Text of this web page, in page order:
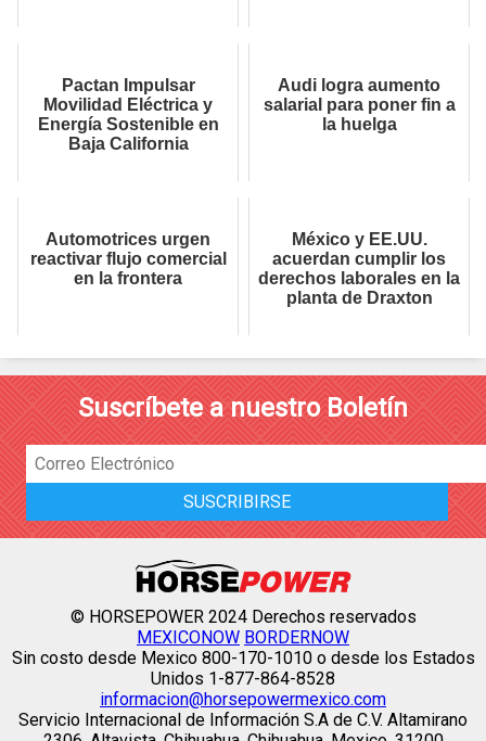
Pactan Impulsar
Movilidad Eléctrica y
Energía Sostenible en
Baja California
Audi logra aumento
salarial para poner fin a
la huelga
Automotrices urgen
reactivar flujo comercial
en la frontera
México y EE.UU.
acuerdan cumplir los
derechos laborales en la
planta de Draxton
Suscríbete a nuestro Boletín
© HORSEPOWER 2024 Derechos reservados
MEXICONOW BORDERNOW
Sin costo desde Mexico 800-170-1010 o desde los Estados
Unidos 1-877-864-8528
informacion@horsepowermexico.com
Servicio Internacional de Información S.A de C.V. Altamirano